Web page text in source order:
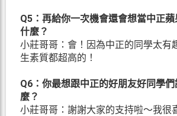
Q5：再給你一次機會還會想當中正
什麼？
小莊哥哥：會！因為中正的同學太有
生素質都超高的！
Q6：你最想跟中正的好朋友好同學
麼？
小莊哥哥：謝謝大家的支持啦～我很